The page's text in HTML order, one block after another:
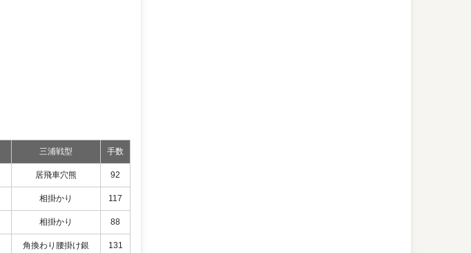
三浦戦型 手数
居飛車穴熊 92
相掛かり 117
相掛かり 88
角換わり腰掛け銀 131